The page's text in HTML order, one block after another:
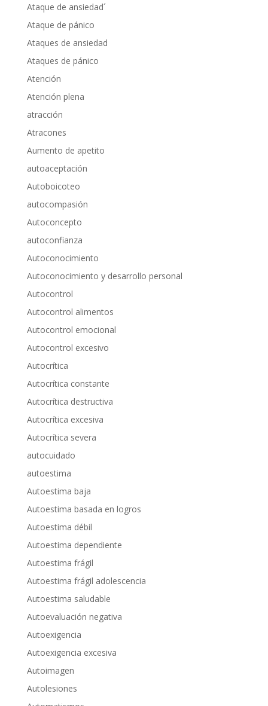
Ataque de ansiedad´
Ataque de pánico
Ataques de ansiedad
Ataques de pánico
Atención
Atención plena
atracción
Atracones
Aumento de apetito
autoaceptación
Autoboicoteo
autocompasión
Autoconcepto
autoconfianza
Autoconocimiento
Autoconocimiento y desarrollo personal
Autocontrol
Autocontrol alimentos
Autocontrol emocional
Autocontrol excesivo
Autocrítica
Autocrítica constante
Autocrítica destructiva
Autocrítica excesiva
Autocrítica severa
autocuidado
autoestima
Autoestima baja
Autoestima basada en logros
Autoestima débil
Autoestima dependiente
Autoestima frágil
Autoestima frágil adolescencia
Autoestima saludable
Autoevaluación negativa
Autoexigencia
Autoexigencia excesiva
Autoimagen
Autolesiones